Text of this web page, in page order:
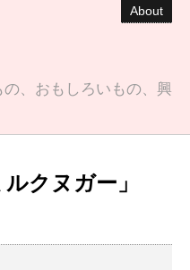
About
、おもしろいもの、興
クヌガー」